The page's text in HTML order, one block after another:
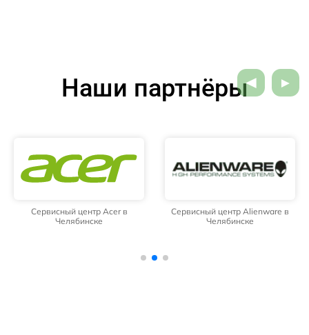
Наши партнёры
Сервисный центр Acer в
Челябинске
Сервисный центр Alienware в
Челябинске